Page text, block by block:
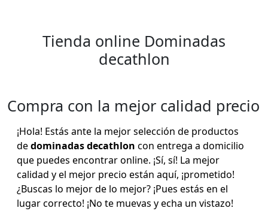
Tienda online Dominadas
decathlon
Compra con la mejor calidad precio
¡Hola! Estás ante la mejor selección de productos
dedominadas decathlon con entrega a domicilio
que puedes encontrar online. ¡Sí, sí! La mejor
calidad y el mejor precio están aquí, ¡prometido!
¿Buscas lo mejor de lo mejor? ¡Pues estás en el
lugar correcto! ¡No te muevas y echa un vistazo!